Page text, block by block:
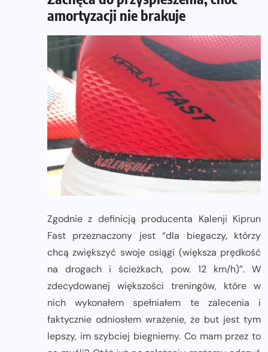
amortyzacji nie brakuje
Zgodnie z definicją producenta Kalenji Kiprun
Fast przeznaczony jest “dla biegaczy, którzy
chcą zwiększyć swoje osiągi (większa prędkość
na drogach i ścieżkach, pow. 12 km/h)”. W
zdecydowanej większości treningów, które w
nich wykonałem spełniałem te zalecenia i
faktycznie odniosłem wrażenie, że but jest tym
lepszy, im szybciej biegniemy. Co mam przez to